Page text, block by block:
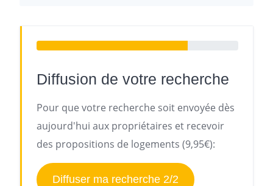
Diffusion de votre recherche
Pour que votre recherche soit envoyée dès
aujourd'hui aux propriétaires et recevoir
des propositions de logements (9,95€):
Diffuser ma recherche 2/2